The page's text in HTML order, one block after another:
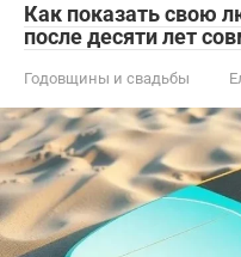
Как показать свою
после десяти лет
Годовщины и свадьбы